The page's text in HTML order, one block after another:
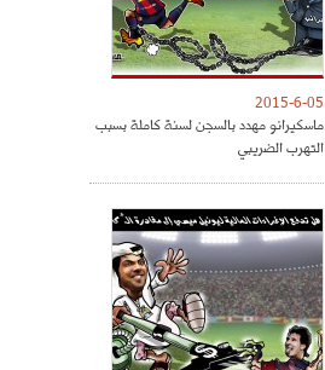
2015-6-05
ماسكيرانو مهدد بالسجن لسنة كاملة بسبب
التهرب الضريبي